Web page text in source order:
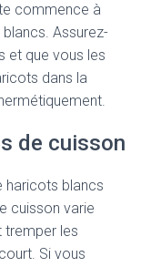
commence à
Assurez-
et que vous les
dans la
de cuisson
haricots blancs
cuisson varie
tremper les
Si vous